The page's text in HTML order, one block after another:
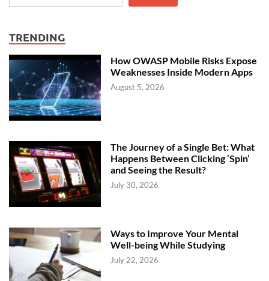
TRENDING
How OWASP Mobile Risks Expose
Weaknesses Inside Modern Apps
August 5, 2026
The Journey of a Single Bet: What
Happens Between Clicking ‘Spin’
and Seeing the Result?
July 30, 2026
Ways to Improve Your Mental
Well-being While Studying
July 22, 2026